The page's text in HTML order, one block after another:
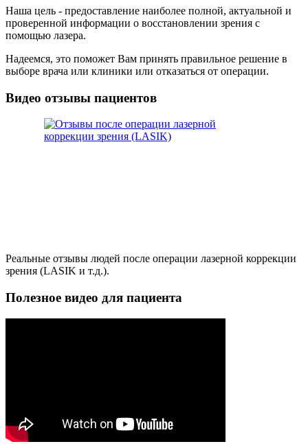
Наша цель - предоставление наиболее полной, актуальной и
проверенной информации о восстановлении зрения с
помощью лазера.
Надеемся, это поможет Вам принять правильное решение в
выборе врача или клиники или отказаться от операции.
Видео отзывы пациентов
Реальные отзывы людей после операции лазерной коррекции
зрения (LASIK и т.д.).
Полезное видео для пациента